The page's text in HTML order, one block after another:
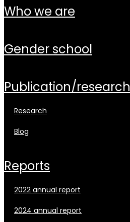
who we are
gender school
publication/research
research
blog
reports
2022 annual report
2024 annual report